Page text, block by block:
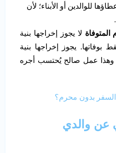
للوالدين أو الأبناء؛ لأن
لا يجوز إخراجها بنية
بوفاتها. يجوز إخراجها بنية
وهذا عمل صالح يُحتسب أجره
بدون محرم؟
عن والدي